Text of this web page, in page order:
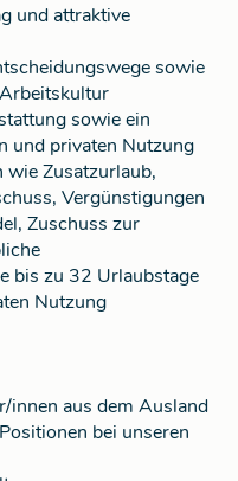
und attraktive
sowie
sowie ein
und privaten Nutzung
wie Zusatzurlaub,
Vergünstigungen
Zuschuss zur
bis zu 32 Urlaubstage
Nutzung
innen aus dem Ausland
bei unseren